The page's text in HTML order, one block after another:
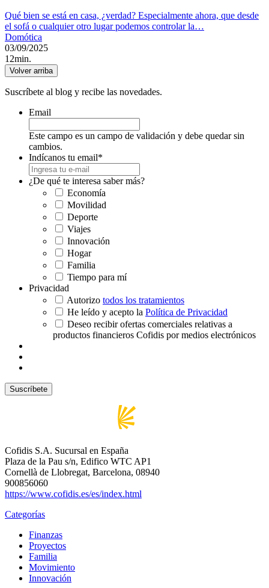
Qué bien se está en casa, ¿verdad? Especialmente ahora, que desde
el sofá o cualquier otro lugar podemos controlar la…
Domótica
03/09/2025
12min.
Volver arriba
Suscríbete al blog y recibe las novedades.
Email
Este campo es un campo de validación y debe quedar sin
cambios.
Indícanos tu email*
¿De qué te interesa saber más?
Economía
Movilidad
Deporte
Viajes
Innovación
Hogar
Familia
Tiempo para mí
Privacidad
Autorizo todos los tratamientos
He leído y acepto la Política de Privacidad
Deseo recibir ofertas comerciales relativas a
productos financieros Cofidis por medios electrónicos
Cofidis S.A. Sucursal en España
Plaza de la Pau s/n, Edifico WTC AP1
Cornellà de Llobregat, Barcelona, 08940
900856060
https://www.cofidis.es/es/index.html
Categorías
Finanzas
Proyectos
Familia
Movimiento
Innovación